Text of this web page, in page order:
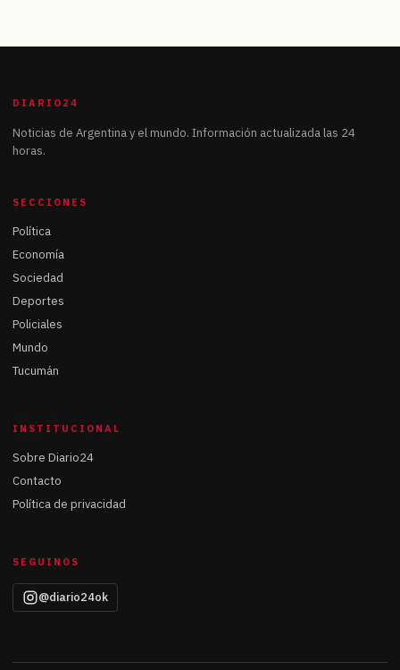
DIARIO24
Noticias de Argentina y el mundo. Información actualizada las 24
horas.
SECCIONES
Política
Economía
Sociedad
Deportes
Policiales
Mundo
Tucumán
INSTITUCIONAL
Sobre Diario24
Contacto
Política de privacidad
SEGUINOS
@diario24ok